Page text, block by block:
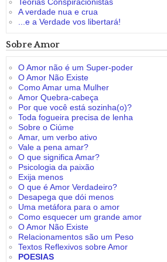
A verdade nua e crua
...e a Verdade vos libertará!
Sobre Amor
O Amor não é um Super-poder
O Amor Não Existe
Como Amar uma Mulher
Amor Quebra-cabeça
Por que você está sozinha(o)?
Toda fogueira precisa de lenha
Sobre o Ciúme
Amar, um verbo ativo
Vale a pena amar?
O que significa Amar?
Psicologia da paixão
Exija menos
O que é Amor Verdadeiro?
Desapega que dói menos
Uma metáfora para o amor
Como esquecer um grande amor
O Amor Não Existe
Relacionamentos são um Peso
Textos Reflexivos sobre Amor
POESIAS